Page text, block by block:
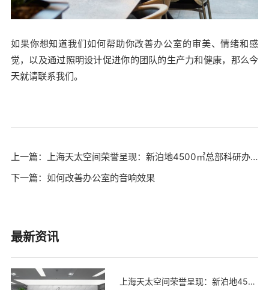
如果你想知道我们如何帮助你改善办公室的审美、情绪和感
觉，以及通过照明设计促进你的团队的生产力和健康，那么今
天就请联系我们。
上一篇：上海天太空间荣誉呈现：新泊地4500㎡总部科研办公一体化空间圆满交付
下一篇：如何改善办公室的音响效果
最新资讯
上海天太空间荣誉呈现：新泊地4500㎡总部科研办公一体化空间圆满交付